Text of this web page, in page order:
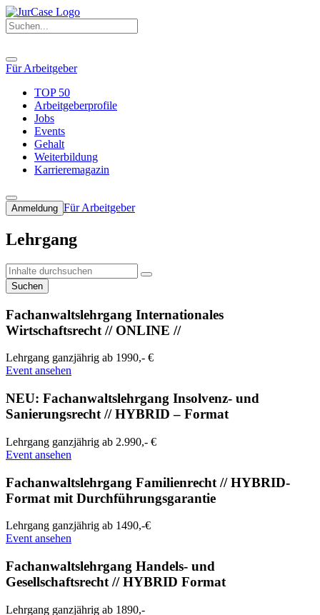
Für Arbeitgeber
TOP 50
Arbeitgeberprofile
Jobs
Events
Gehalt
Weiterbildung
Karrieremagazin
Anmeldung Für Arbeitgeber
Lehrgang
Suchen
Fachanwaltslehrgang Internationales
Wirtschaftsrecht // ONLINE //
Lehrgang ganzjährig ab 1990,- €
Event ansehen
NEU: Fachanwaltslehrgang Insolvenz- und
Sanierungsrecht // HYBRID – Format
Lehrgang ganzjährig ab 2.990,- €
Event ansehen
Fachanwaltslehrgang Familienrecht // HYBRID-
Format mit Durchführungsgarantie
Lehrgang ganzjährig ab 1490,-€
Event ansehen
Fachanwaltslehrgang Handels- und
Gesellschaftsrecht // HYBRID Format
Lehrgang ganzjährig ab 1890,-